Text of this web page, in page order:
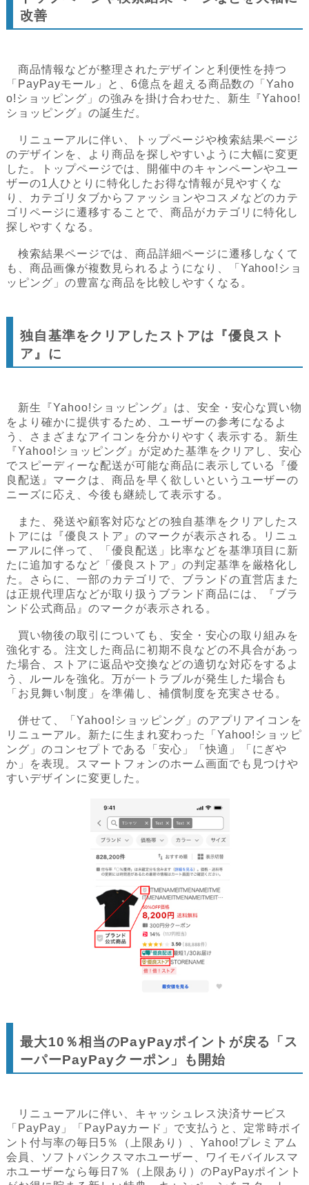
改善
商品情報などが整理されたデザインと利便性を持つ
「PayPayモール」と、6億点を超える商品数の「Yaho
o!ショッピング」の強みを掛け合わせた、新生『Yahoo!
ショッピング』の誕生だ。
リニューアルに伴い、トップページや検索結果ページ
のデザインを、より商品を探しやすいように大幅に変更
した。トップページでは、開催中のキャンペーンやユー
ザーの1人ひとりに特化したお得な情報が見やすくな
り、カテゴリタブからファッションやコスメなどのカテ
ゴリページに遷移することで、商品がカテゴリに特化し
探しやすくなる。
検索結果ページでは、商品詳細ページに遷移しなくて
も、商品画像が複数見られるようになり、「Yahoo!ショ
ッピング」の豊富な商品を比較しやすくなる。
独自基準をクリアしたストアは『優良スト
ア』に
新生『Yahoo!ショッピング』は、安全・安心な買い物
をより確かに提供するため、ユーザーの参考になるよ
う、さまざまなアイコンを分かりやすく表示する。新生
『Yahoo!ショッピング』が定めた基準をクリアし、安心
でスピーディーな配送が可能な商品に表示している『優
良配送』マークは、商品を早く欲しいというユーザーの
ニーズに応え、今後も継続して表示する。
また、発送や顧客対応などの独自基準をクリアしたス
トアには『優良ストア』のマークが表示される。リニュ
ーアルに伴って、「優良配送」比率などを基準項目に新
たに追加するなど「優良ストア」の判定基準を厳格化し
た。さらに、一部のカテゴリで、ブランドの直営店また
は正規代理店などが取り扱うブランド商品には、『ブラ
ンド公式商品』のマークが表示される。
買い物後の取引についても、安全・安心の取り組みを
強化する。注文した商品に初期不良などの不具合があっ
た場合、ストアに返品や交換などの適切な対応をするよ
う、ルールを強化。万が一トラブルが発生した場合も
「お見舞い制度」を準備し、補償制度を充実させる。
併せて、「Yahoo!ショッピング」のアプリアイコンを
リニューアル。新たに生まれ変わった「Yahoo!ショッピ
ング」のコンセプトである「安心」「快適」「にぎや
か」を表現。スマートフォンのホーム画面でも見つけや
すいデザインに変更した。
最大10％相当のPayPayポイントが戻る「ス
ーパーPayPayクーポン」も開始
リニューアルに伴い、キャッシュレス決済サービス
「PayPay」「PayPayカード」で支払うと、定常時ポイ
ント付与率の毎日5％（上限あり）、Yahoo!プレミアム
会員、ソフトバンクスマホユーザー、ワイモバイルスマ
ホユーザーなら毎日7％（上限あり）のPayPayポイント